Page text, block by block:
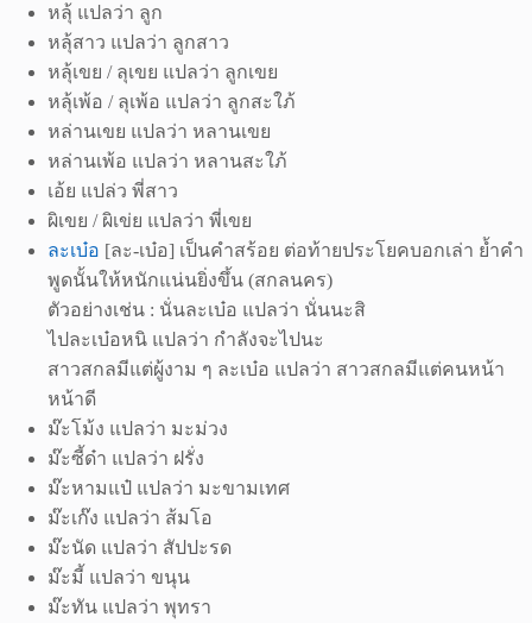
หลุ้ แปลว่า ลูก
หลุ้สาว แปลว่า ลูกสาว
หลุ้เขย / ลุเขย แปลว่า ลูกเขย
หลุ้เพ้อ / ลุเพ้อ แปลว่า ลูกสะใภ้
หล่านเขย แปลว่า หลานเขย
หล่านเพ้อ แปลว่า หลานสะใภ้
เอ้ย แปล่ว พี่สาว
ผิเขย / ผิเข่ย แปลว่า พี่เขย
ละเบ๋อ [ละ-เบ๋อ] เป็นคำสร้อย ต่อท้ายประโยคบอกเล่า ย้ำคำ
พูดนั้นให้หนักแน่นยิ่งขึ้น (สกลนคร)
ตัวอย่างเช่น : นั่นละเบ๋อ แปลว่า นั่นนะสิ
ไปละเบ๋อหนิ แปลว่า กำลังจะไปนะ
สาวสกลมีแต่ผู้งาม ๆ ละเบ๋อ แปลว่า สาวสกลมีแต่คนหน้า
หน้าดี
ม๊ะโม้ง แปลว่า มะม่วง
ม๊ะซี้ด๋า แปลว่า ฝรั่ง
ม๊ะหามแป๋ แปลว่า มะขามเทศ
ม๊ะเก๊ง แปลว่า ส้มโอ
ม๊ะนัด แปลว่า สัปปะรด
ม๊ะมี้ แปลว่า ขนุน
ม๊ะทัน แปลว่า พุทรา